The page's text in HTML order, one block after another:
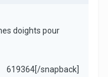
doights pour
619364[/snapback]